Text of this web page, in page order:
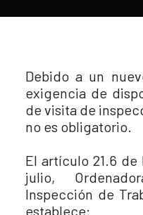
Debido a un
exigencia de
de visita de
no es obligatorio.
El artículo 21.6 de
julio,
Inspección de
establece: